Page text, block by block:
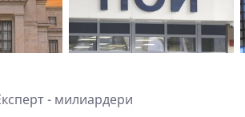
- милиардери